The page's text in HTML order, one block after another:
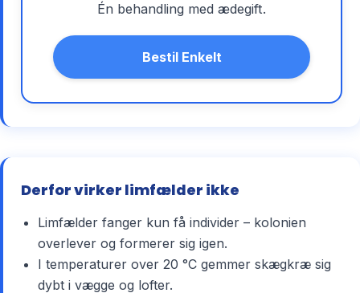
Én behandling med ædegift.
Bestil Enkelt
Derfor virker limfælder ikke
Limfælder fanger kun få individer – kolonien
overlever og formerer sig igen.
I temperaturer over 20 °C gemmer skægkræ sig
dybt i vægge og lofter.